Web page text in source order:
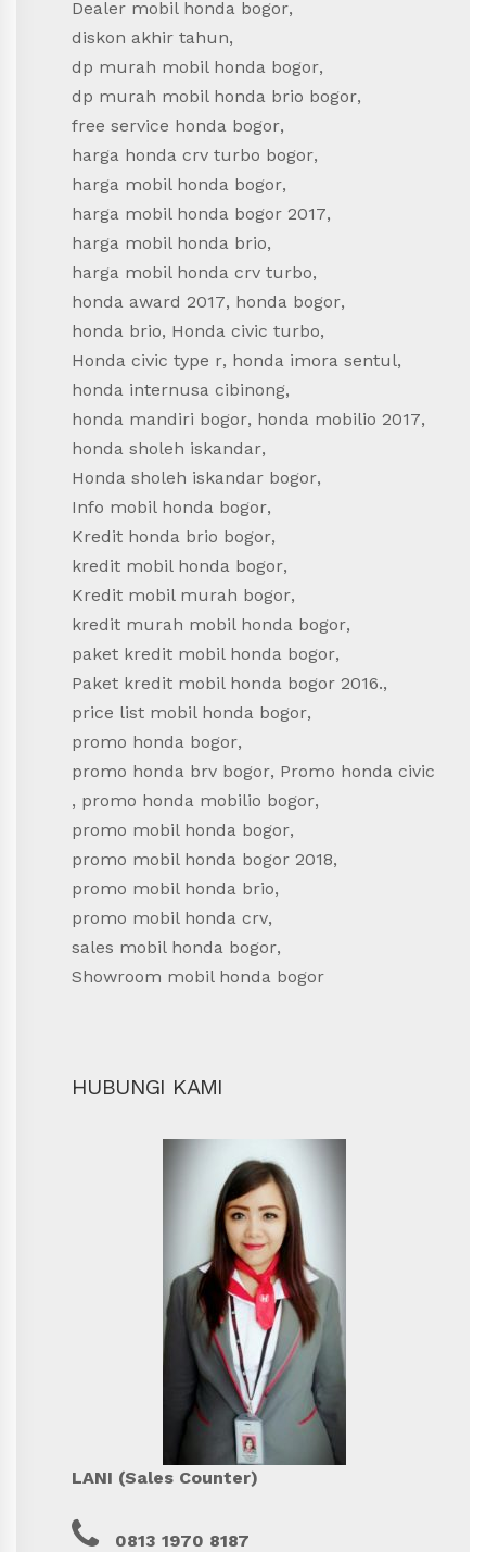
Dealer mobil honda bogor,
diskon akhir tahun,
dp murah mobil honda bogor,
dp murah mobil honda brio bogor,
free service honda bogor,
harga honda crv turbo bogor,
harga mobil honda bogor,
harga mobil honda bogor 2017,
harga mobil honda brio,
harga mobil honda crv turbo,
honda award 2017, honda bogor,
honda brio, Honda civic turbo,
Honda civic type r, honda imora sentul,
honda internusa cibinong,
honda mandiri bogor, honda mobilio 2017,
honda sholeh iskandar,
Honda sholeh iskandar bogor,
Info mobil honda bogor,
Kredit honda brio bogor,
kredit mobil honda bogor,
Kredit mobil murah bogor,
kredit murah mobil honda bogor,
paket kredit mobil honda bogor,
Paket kredit mobil honda bogor 2016.,
price list mobil honda bogor,
promo honda bogor,
promo honda brv bogor, Promo honda civic
, promo honda mobilio bogor,
promo mobil honda bogor,
promo mobil honda bogor 2018,
promo mobil honda brio,
promo mobil honda crv,
sales mobil honda bogor,
Showroom mobil honda bogor
HUBUNGI KAMI
LANI (Sales Counter)
0813 1970 8187